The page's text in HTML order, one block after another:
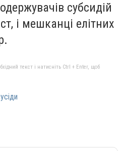
субсидій
і мешканці елітних
текст і натисніть Ctrl + Enter, щоб